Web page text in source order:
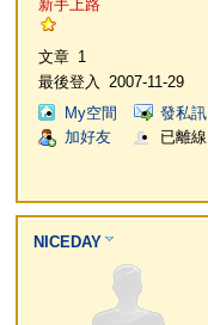
新手上路
文章 1
最後登入
2007-11-29
My空間
發私訊
加好友
已離線
NICEDAY